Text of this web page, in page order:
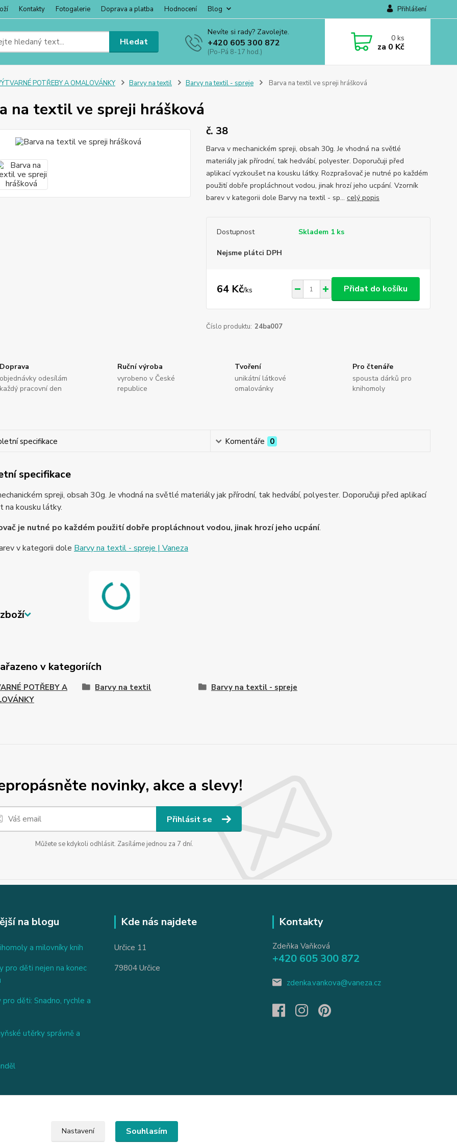
Kontakty Fotogalerie Doprava a platba Hodnocení Blog Přihlášení
Hledat
Nevíte si rady? Zavolejte.
+420 605 300 872
(Po-Pá 8-17 hod.)
0ks
za 0 Kč
POTŘEBY A OMALOVÁNKY Barvy na textil Barvy na textil - spreje Barva na textil ve spreji hrášková
na textil ve spreji hrášková
č. 38
Barva v mechanickém spreji, obsah 30g. Je vhodná na světlé
materiály jak přírodní, tak hedvábí, polyester. Doporučuji před
aplikací vyzkoušet na kousku látky. Rozprašovač je nutné po každém
použití dobře propláchnout vodou, jinak hrozí jeho ucpání. Vzorník
barev v kategorii dole Barvy na textil - sp... celý popis
Dostupnost Skladem 1 ks
Nejsme plátci DPH
64 Kč/ks Přidat do košíku
Číslo produktu: 24ba007
Doprava
objednávky odesílám
každý pracovní den
Ruční výroba
vyrobeno v České
republice
Tvoření
unikátní látkové
omalovánky
Pro čtenáře
spousta dárků pro
knihomoly
specifikace Komentáře 0
specifikace
spreji, obsah 30g. Je vhodná na světlé materiály jak přírodní, tak hedvábí, polyester. Doporučuji před aplikací
na kousku látky.
je nutné po každém použití dobře propláchnout vodou, jinak hrozí jeho ucpání.
v kategorii dole Barvy na textil - spreje | Vaneza
v kategoriích
POTŘEBY A
Barvy na textil Barvy na textil - spreje
novinky, akce a slevy!
Přihlásit se
Můžete se kdykoli odhlásit. Zasíláme jednou za 7 dní.
na blogu
a milovníky knih
pro děti nejen na konec
děti: Snadno, rychle a
utěrky správně a
Kde nás najdete
Určice 11
79804 Určice
Kontakty
Zdeňka Vaňková
+420 605 300 872
zdenka.vankova@vaneza.cz
Nastavení Souhlasím